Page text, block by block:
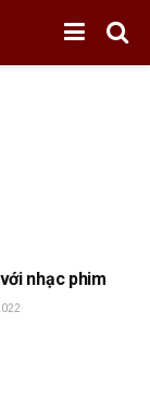
nhạc phim